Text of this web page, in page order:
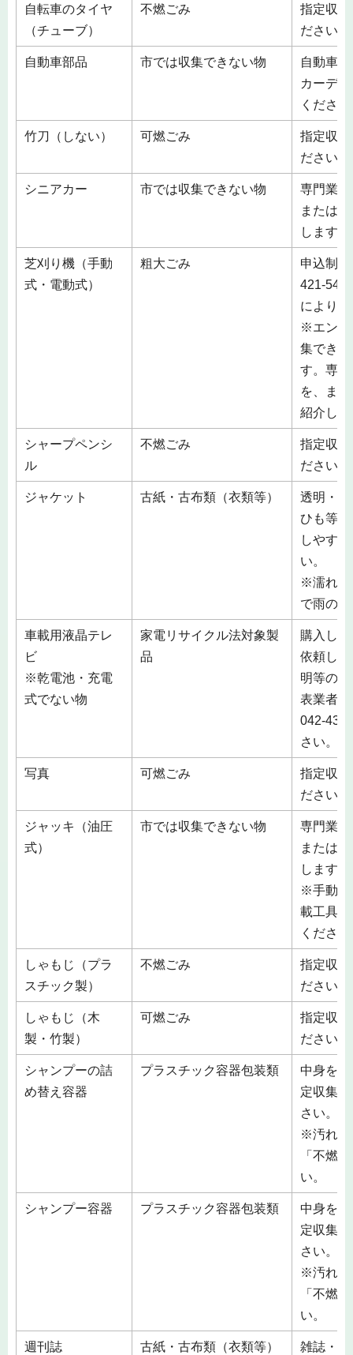
自転車のタイヤ
（チューブ）
不燃ごみ
指定収
ださい。
自動車部品 市では収集できない物
自動車
カーデ
くださ
竹刀（しない） 可燃ごみ
指定収
ださい。
シニアカー 市では収集できない物
専門業
または
します。
芝刈り機（手動
式・電動式）
粗大ごみ
申込制
421-
により
※エンジ
集でき
す。専
を、ま
紹介し
シャープペンシ
ル
不燃ごみ
指定収
ださい。
ジャケット 古紙・古布類（衣類等）
透明・
ひも等
しやす
い。
※濡れる
で雨の
車載用液晶テレ
ビ
※乾電池・充電
式でない物
家電リサイクル法対象製
品
購入し
依頼し
明等の
表業者
042-
さい。
写真 可燃ごみ
指定収
ださい。
ジャッキ（油圧
式）
市では収集できない物
専門業
または
します。
※手動式
載工具
くださ
しゃもじ（プラ
スチック製）
不燃ごみ
指定収
ださい。
しゃもじ（木
製・竹製）
可燃ごみ
指定収
ださい。
シャンプーの詰
め替え容器
プラスチック容器包装類
中身を
定収集
さい。
※汚れの
「不燃
い。
シャンプー容器 プラスチック容器包装類
中身を
定収集
さい。
※汚れの
「不燃
い。
週刊誌 古紙・古布類（衣類等）
雑誌・